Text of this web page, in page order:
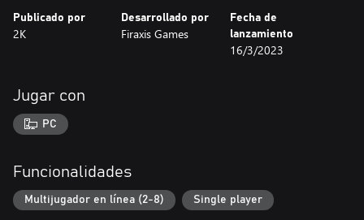
mientras luchas por alzarte con la victoria mediante una de las
cinco maneras posibles.
definitivo para los jugadores que acaban de iniciar su camino por
una de las mayores sagas de estrategia de todos los tiempos. Sid
Meier's Civilization VI Anthology incluye todo el contenido ya
publicado de Civilization VI, incluido el juego Sid Meier's
expansiones Rise and Fall y Gathering Storm, y el New Frontier
Sid Meier's Civilization VI Anthology es la experiencia de
Publicado por
2K
Desarrollado por
Firaxis Games
Fecha de
lanzamiento
16/3/2023
Jugar con
PC
Funcionalidades
Multijugador en línea (2-8) Single player